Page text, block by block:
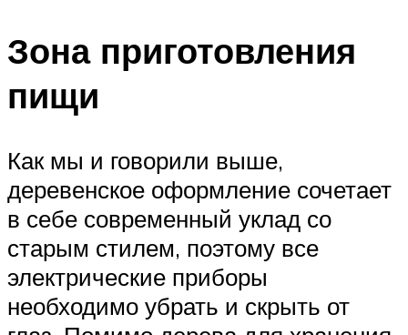
Зона приготовления
пищи
Как мы и говорили выше,
деревенское оформление сочетает
в себе современный уклад со
старым стилем, поэтому все
электрические приборы
необходимо убрать и скрыть от